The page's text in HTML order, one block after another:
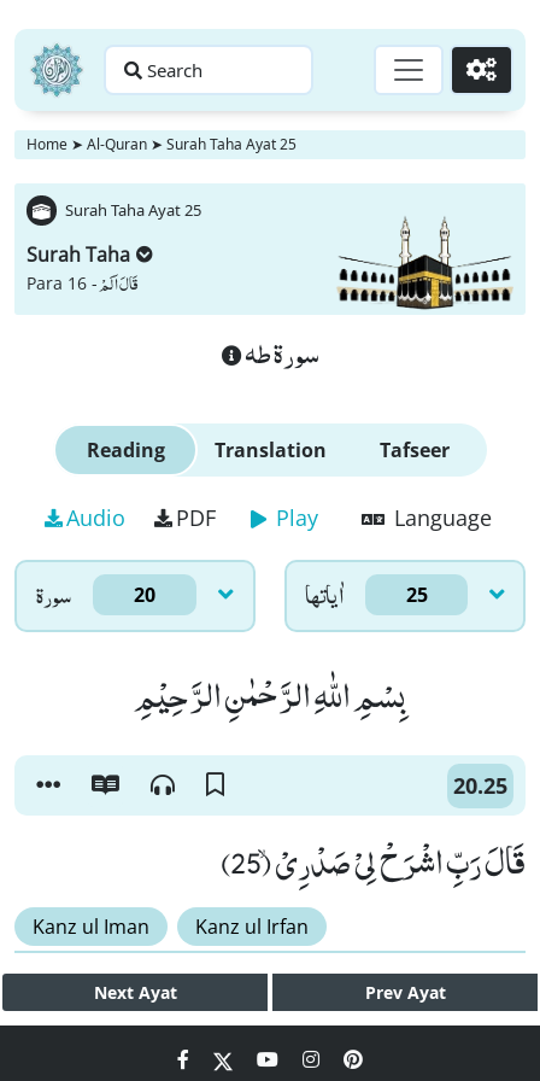
Search Go
Home ➤ Al-Quran ➤ Surah Taha Ayat 25
Surah Taha Ayat 25
Surah Taha
Para 16 -قَالَ اَلَمْ
سورة طه
Reading Translation Tafseer
Audio PDF Play Language
سورۃ 20 اٰياتها 25
بِسْمِ اللّٰهِ الرَّحْمٰنِ الرَّحِیْمِ
20.25
قَالَ رَبِّ اشْرَحْ لِیْ صَدْرِیْۙ (25)
Kanz ul Iman Kanz ul Irfan
Next Ayat Prev Ayat